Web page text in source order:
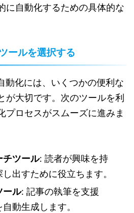
に自動化するための具体的な
ールを選択する
動化には、いくつかの便利な
が大切です。次のツールを利
プロセスがスムーズに進みま
チツール: 読者が興味を持
出すために役立ちます。
ール: 記事の執筆を支援
動生成します。